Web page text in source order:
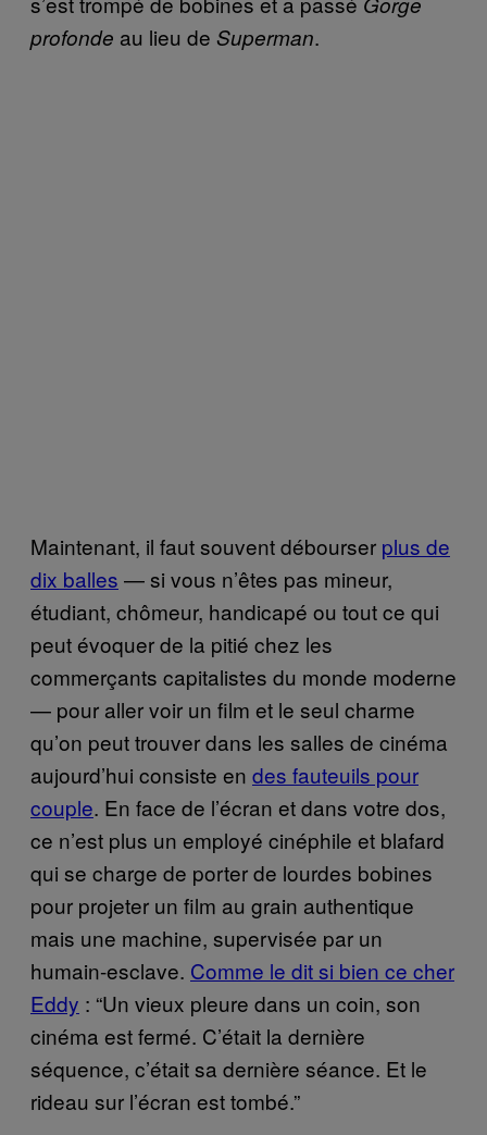
profonde au lieu de Superman.
Maintenant, il faut souvent débourser plus de
dix balles — si vous n’êtes pas mineur,
étudiant, chômeur, handicapé ou tout ce qui
peut évoquer de la pitié chez les
commerçants capitalistes du monde moderne
— pour aller voir un film et le seul charme
qu’on peut trouver dans les salles de cinéma
aujourd’hui consiste en des fauteuils pour
couple. En face de l’écran et dans votre dos,
ce n’est plus un employé cinéphile et blafard
qui se charge de porter de lourdes bobines
pour projeter un film au grain authentique
mais une machine, supervisée par un
humain-esclave. Comme le dit si bien ce cher
Eddy : “Un vieux pleure dans un coin, son
cinéma est fermé. C’était la dernière
séquence, c’était sa dernière séance. Et le
rideau sur l’écran est tombé.”